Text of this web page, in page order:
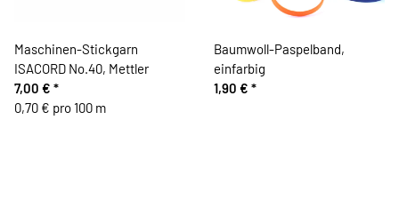
Maschinen-Stickgarn
ISACORD No.40, Mettler
7,00 € *
0,70 € pro 100 m
Baumwoll-Paspelband,
einfarbig
1,90 € *